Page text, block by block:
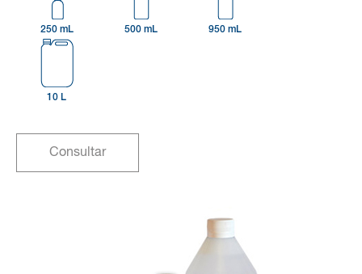
250 mL 500 mL 950 mL
10 L
Consultar